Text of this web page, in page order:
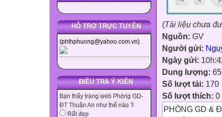
HỖ TRỢ TRỰC TUYẾN
(phthphuong@yahoo.com.vn)
ĐIỀU TRA Ý KIẾN
Bạn thấy trang web Phòng GD-
ĐT Thuận An như thế nào ?
Rất đẹp
(Tài liệu chưa
Nguồn: GV
Người gửi:
Ngày gửi:
Dung lượng:
Số lượt tải: 170
Số lượt thích: 0
PHÒNG GD &